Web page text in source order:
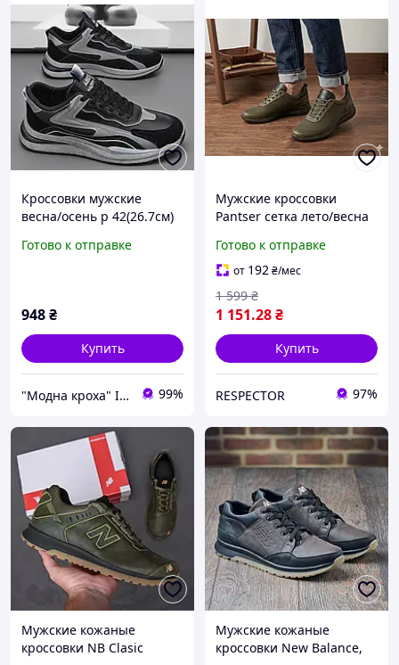
Кроссовки мужские
весна/осень р 42(26.7см)
Готово к отправке
948₴
Купить
"Модна кроха" Iнтернет-магазин дитячого одягу та взуття в роздріб 99%
Мужские кроссовки
Pantser сетка лето/весна
Готово к отправке
от 192₴/мес
1 151.28₴
1 599 ₴
Купить
RESPECTOR 97%
Мужские кожаные
кроссовки NB Clasic
Мужские кожаные
кроссовки New Balance,